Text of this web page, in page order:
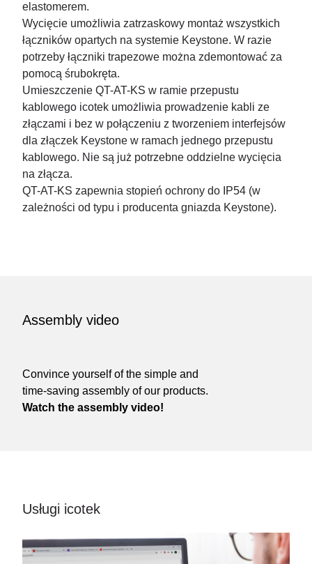
elastomerem.
Wycięcie umożliwia zatrzaskowy montaż wszystkich
łączników opartych na systemie Keystone. W razie
potrzeby łączniki trapezowe można zdemontować za
pomocą śrubokręta.
Umieszczenie QT-AT-KS w ramie przepustu
kablowego icotek umożliwia prowadzenie kabli ze
złączami i bez w połączeniu z tworzeniem interfejsów
dla złączek Keystone w ramach jednego przepustu
kablowego. Nie są już potrzebne oddzielne wycięcia
na złącza.
QT-AT-KS zapewnia stopień ochrony do IP54 (w
zależności od typu i producenta gniazda Keystone).
Assembly video
Convince yourself of the simple and
time-saving assembly of our products.
Watch the assembly video!
Usługi icotek